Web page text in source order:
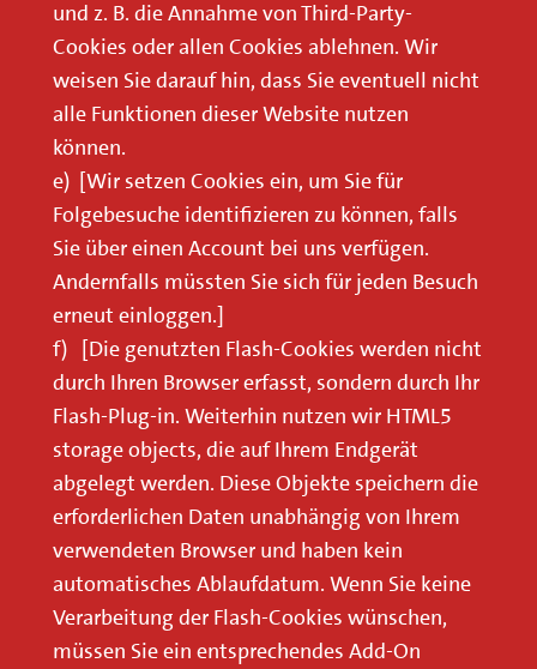
und z. B. die Annahme von Third-Party-
Cookies oder allen Cookies ablehnen. Wir
weisen Sie darauf hin, dass Sie eventuell nicht
alle Funktionen dieser Website nutzen
können.
e) [Wir setzen Cookies ein, um Sie für
Folgebesuche identifizieren zu können, falls
Sie über einen Account bei uns verfügen.
Andernfalls müssten Sie sich für jeden Besuch
erneut einloggen.]
f) [Die genutzten Flash-Cookies werden nicht
durch Ihren Browser erfasst, sondern durch Ihr
Flash-Plug-in. Weiterhin nutzen wir HTML5
storage objects, die auf Ihrem Endgerät
abgelegt werden. Diese Objekte speichern die
erforderlichen Daten unabhängig von Ihrem
verwendeten Browser und haben kein
automatisches Ablaufdatum. Wenn Sie keine
Verarbeitung der Flash-Cookies wünschen,
müssen Sie ein entsprechendes Add-On